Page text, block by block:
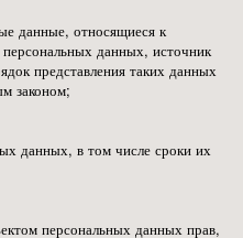
данные, относящиеся к
данных, источник
представления таких данных
законом;
данных, в том числе сроки их
персональных данных прав,
700+
Яндекс карты